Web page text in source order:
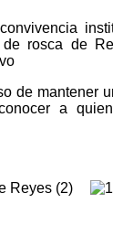
rosca de
de mantener
a